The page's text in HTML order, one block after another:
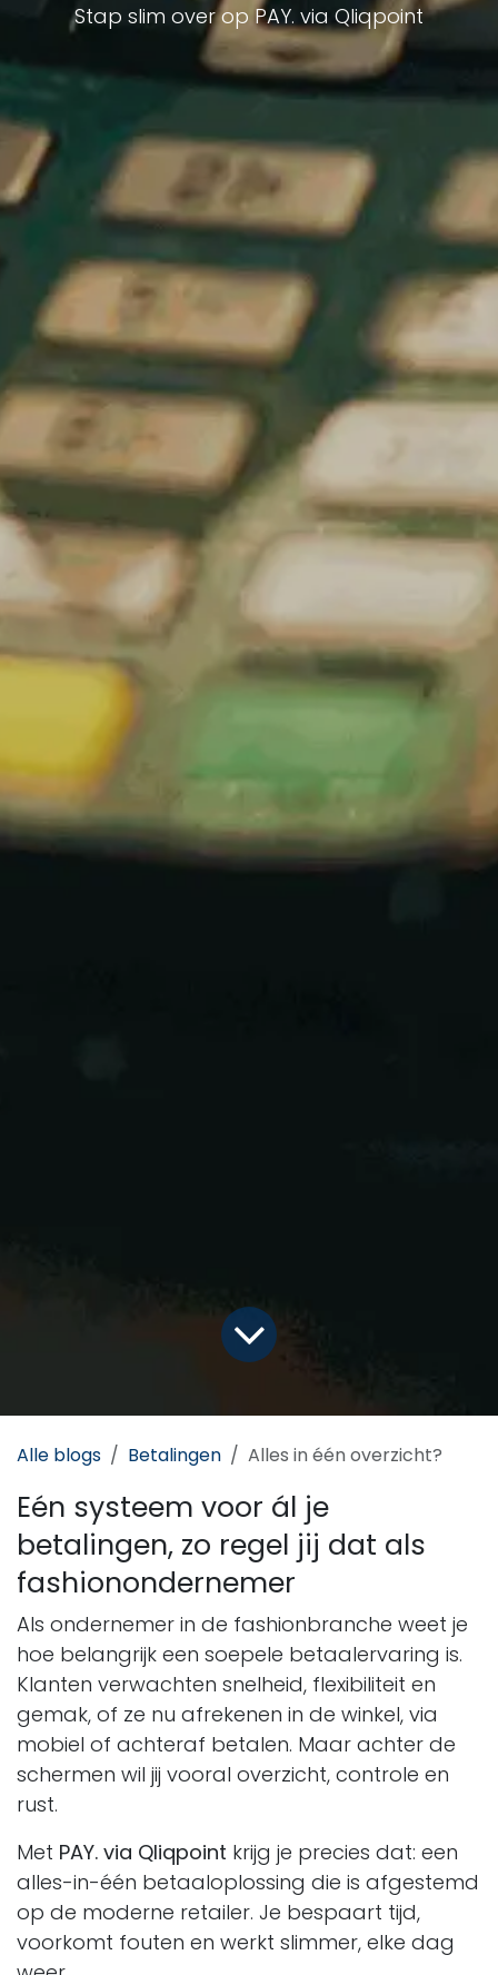
Stap slim over op PAY. via Qliqpoint
Alle blogs Betalingen Alles in één overzicht?
Eén systeem voor ál je
betalingen, zo regel jij dat als
fashionondernemer
Als ondernemer in de fashionbranche weet je
hoe belangrijk een soepele betaalervaring is.
Klanten verwachten snelheid, flexibiliteit en
gemak, of ze nu afrekenen in de winkel, via
mobiel of achteraf betalen. Maar achter de
schermen wil jij vooral overzicht, controle en
rust.
Met PAY. via Qliqpoint krijg je precies dat: een
alles-in-één betaaloplossing die is afgestemd
op de moderne retailer. Je bespaart tijd,
voorkomt fouten en werkt slimmer, elke dag